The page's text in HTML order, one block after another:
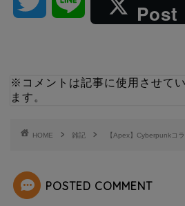
t
Post
※コメントは記事に使用させて
ます。
HOME 雑記 【Apex】Cyberpunkコ
POSTED COMMENT